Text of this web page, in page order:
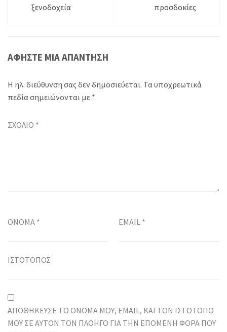
ξενοδοχεία
προσδοκίες
ΑΦΉΣΤΕ ΜΙΑ ΑΠΆΝΤΗΣΗ
Η ηλ. διεύθυνση σας δεν δημοσιεύεται. Τα υποχρεωτικά
πεδία σημειώνονται με *
ΣΧΌΛΙΟ *
ΌΝΟΜΑ * EMAIL *
ΙΣΤΌΤΟΠΟΣ
ΑΠΟΘΉΚΕΥΣΕ ΤΟ ΌΝΟΜΆ ΜΟΥ, EMAIL, ΚΑΙ ΤΟΝ ΙΣΤΌΤΟΠΟ
ΜΟΥ ΣΕ ΑΥΤΌΝ ΤΟΝ ΠΛΟΗΓΌ ΓΙΑ ΤΗΝ ΕΠΌΜΕΝΗ ΦΟΡΆ ΠΟΥ